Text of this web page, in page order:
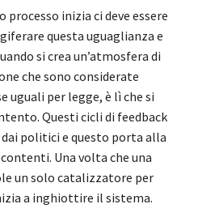
processo inizia ci deve essere
questa uguaglianza e
si crea un’atmosfera di
che sono considerate
uguali per legge, è lì che si
Questi cicli di feedback
politici e questo porta alla
Una volta che una
un solo catalizzatore per
a inghiottire il sistema.